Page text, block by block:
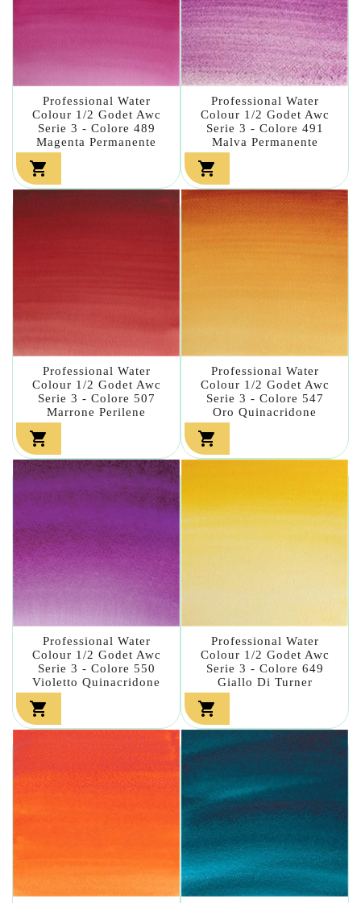
Professional Water
Colour 1/2 Godet Awc
Serie 3 - Colore 489
Magenta Permanente

Professional Water
Colour 1/2 Godet Awc
Serie 3 - Colore 491
Malva Permanente

Professional Water
Colour 1/2 Godet Awc
Serie 3 - Colore 507
Marrone Perilene

Professional Water
Colour 1/2 Godet Awc
Serie 3 - Colore 547
Oro Quinacridone

Professional Water
Colour 1/2 Godet Awc
Serie 3 - Colore 550
Violetto Quinacridone

Professional Water
Colour 1/2 Godet Awc
Serie 3 - Colore 649
Giallo Di Turner
